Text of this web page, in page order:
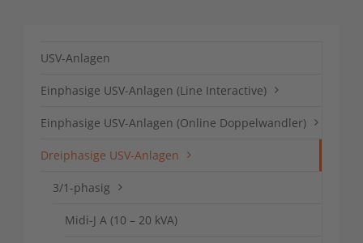
USV-Anlagen
Einphasige USV-Anlagen (Line Interactive)
Einphasige USV-Anlagen (Online Doppelwandler)
Dreiphasige USV-Anlagen
3/1-phasig
Midi-J A (10 – 20 kVA)